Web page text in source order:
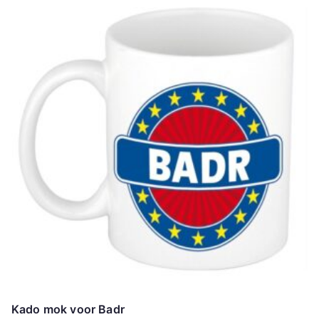
Kado mok voor Badr